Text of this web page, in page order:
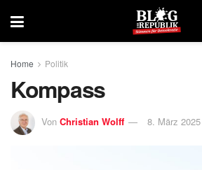
Home Politik
Kompass
Von Christian Wolff 8. März 2025